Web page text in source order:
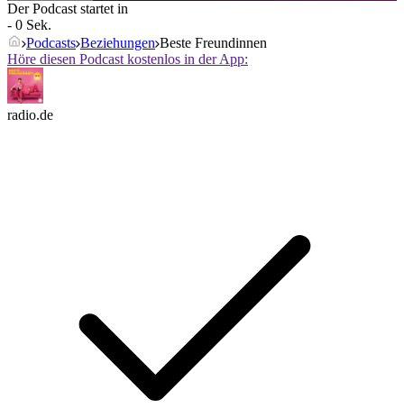
Der Podcast startet in
- 0 Sek.
Podcasts Beziehungen Beste Freundinnen
Höre diesen Podcast kostenlos in der App:
radio.de